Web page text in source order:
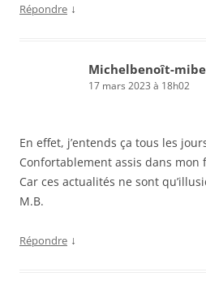
Répondre ↓
Michelbenoît-mibe
17 mars 2023 à 18h02
En effet, j’entends ça tous les
Confortablement assis dans
Car ces actualités ne sont
M.B.
Répondre ↓